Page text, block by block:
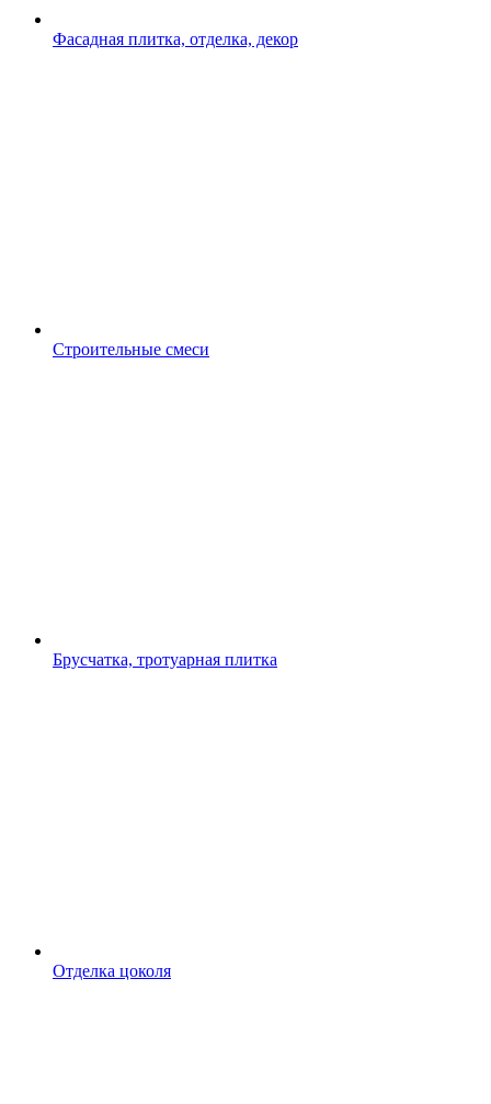
Фасадная плитка, отделка, декор
Строительные смеси
Брусчатка, тротуарная плитка
Отделка цоколя